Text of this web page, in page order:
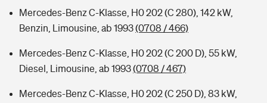
Typklassen: So ist Ihr Auto eingestuft
Sie haben Fragen?
Mercedes-Benz C-Klasse, H0 202 (C 280), 142 kW,
Benzin, Limousine, ab 1993(0708 / 466)
Mercedes-Benz C-Klasse, H0 202 (C 200 D), 55 kW,
Diesel, Limousine, ab 1993(0708 / 467)
Mercedes-Benz C-Klasse, H0 202 (C 250 D), 83 kW,